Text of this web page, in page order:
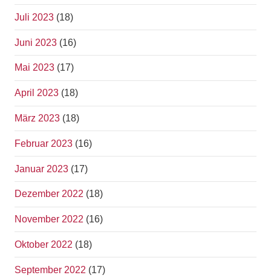
Juli 2023 (18)
Juni 2023 (16)
Mai 2023 (17)
April 2023 (18)
März 2023 (18)
Februar 2023 (16)
Januar 2023 (17)
Dezember 2022 (18)
November 2022 (16)
Oktober 2022 (18)
September 2022 (17)